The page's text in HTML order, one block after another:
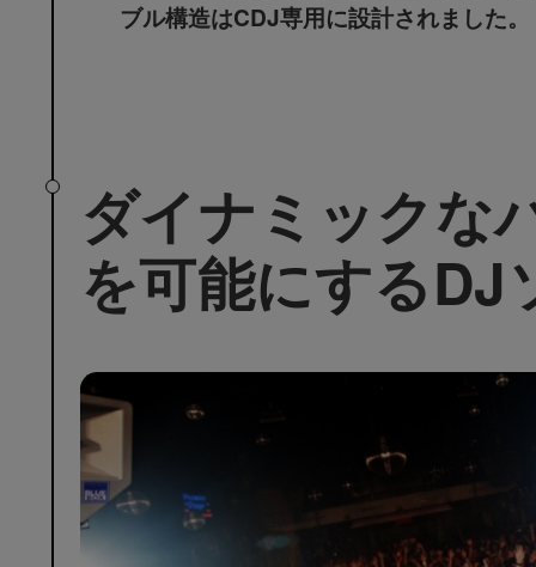
ブル構造はCDJ専用に設計されました。
ダイナミックな
を可能にするDJ